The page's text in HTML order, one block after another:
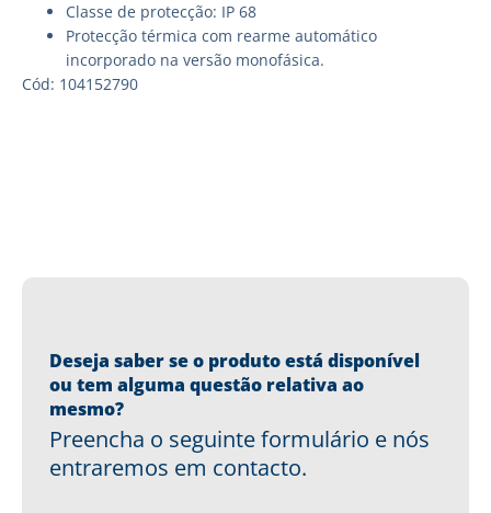
Classe de protecção: IP 68
Protecção térmica com rearme automático
incorporado na versão monofásica.
Cód: 104152790
Deseja saber se o produto está disponível
ou tem alguma questão relativa ao
mesmo?
Preencha o seguinte formulário e nós
entraremos em contacto.